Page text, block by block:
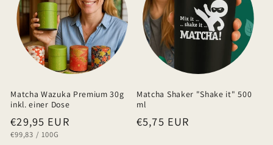
Matcha Wazuka Premium 30g
inkl. einer Dose
Normaler
Preis
€29,95 EUR
GRUNDPREIS
€99,83 / PRO
100G
Matcha Shaker "Shake it" 500
ml
Normaler
€5,75 EUR